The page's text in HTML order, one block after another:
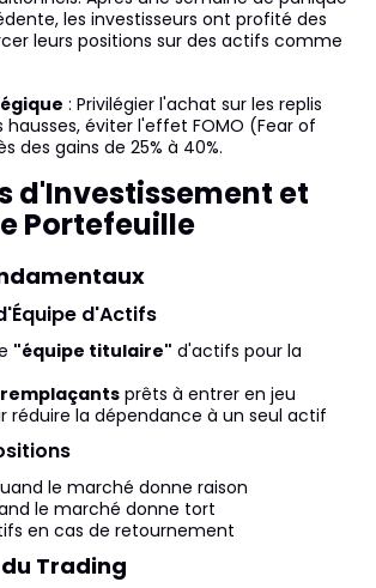
les investisseurs ont profité des
leurs positions sur des actifs comme
: Privilégier l'achat sur les replis
éviter l'effet FOMO (Fear of
des gains de 25% à 40%.
d'Investissement et
Portefeuille
d'Actifs
"équipe titulaire" d'actifs pour la
remplaçants prêts à entrer en jeu
réduire la dépendance à un seul actif
le marché donne raison
le marché donne tort
en cas de retournement
Trading